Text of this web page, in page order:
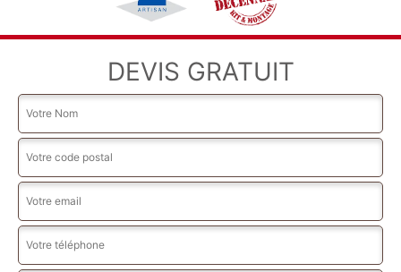
DEVIS GRATUIT